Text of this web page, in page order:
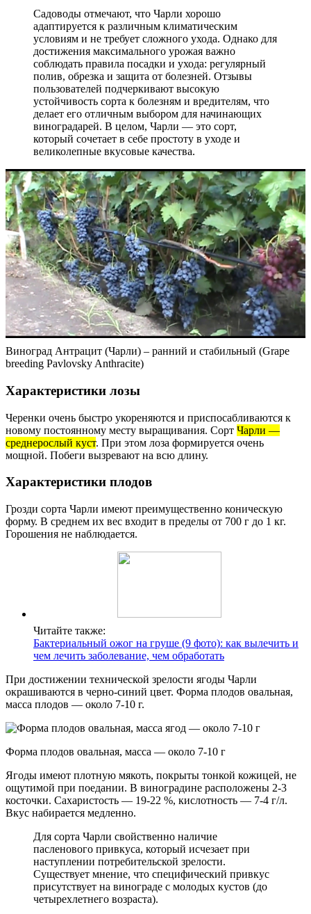
Садоводы отмечают, что Чарли хорошо
адаптируется к различным климатическим
условиям и не требует сложного ухода. Однако для
достижения максимального урожая важно
соблюдать правила посадки и ухода: регулярный
полив, обрезка и защита от болезней. Отзывы
пользователей подчеркивают высокую
устойчивость сорта к болезням и вредителям, что
делает его отличным выбором для начинающих
виноградарей. В целом, Чарли — это сорт,
который сочетает в себе простоту в уходе и
великолепные вкусовые качества.
Виноград Антрацит (Чарли) – ранний и стабильный (Grape
breeding Pavlovsky Anthracite)
Характеристики лозы
Черенки очень быстро укореняются и приспосабливаются к
новому постоянному месту выращивания. Сорт Чарли —
среднерослый куст. При этом лоза формируется очень
мощной. Побеги вызревают на всю длину.
Характеристики плодов
Грозди сорта Чарли имеют преимущественно коническую
форму. В среднем их вес входит в пределы от 700 г до 1 кг.
Горошения не наблюдается.
Читайте также:
Бактериальный ожог на груше (9 фото): как вылечить и
чем лечить заболевание, чем обработать
При достижении технической зрелости ягоды Чарли
окрашиваются в черно-синий цвет. Форма плодов овальная,
масса плодов — около 7-10 г.
Форма плодов овальная, масса — около 7-10 г
Ягоды имеют плотную мякоть, покрыты тонкой кожицей, не
ощутимой при поедании. В виноградине расположены 2-3
косточки. Сахаристость — 19-22 %, кислотность — 7-4 г/л.
Вкус набирается медленно.
Для сорта Чарли свойственно наличие
пасленового привкуса, который исчезает при
наступлении потребительской зрелости.
Существует мнение, что специфический привкус
присутствует на винограде с молодых кустов (до
четырехлетнего возраста).